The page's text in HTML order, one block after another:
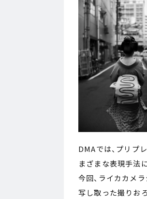
DMAでは、プリプ
まざまな表現手法
今回、ライカカメ
写し取った撮りお